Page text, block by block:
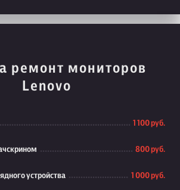
ремонт мониторов
Lenovo
1 100 руб.
800 руб.
устройства 1 000 руб.